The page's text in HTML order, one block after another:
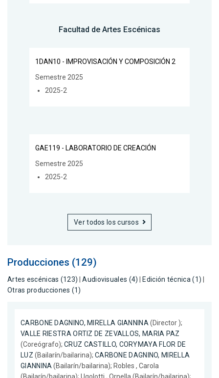
Facultad de Artes Escénicas
1DAN10 - IMPROVISACIÓN Y COMPOSICIÓN 2
Semestre 2025
2025-2
GAE119 - LABORATORIO DE CREACIÓN
Semestre 2025
2025-2
Ver todos los cursos
Producciones (129)
Artes escénicas (123) |Audiovisuales (4) Edición técnica (1)
Otras producciones (1)
CARBONE DAGNINO, MIRELLA GIANNINA (Director );
VALLE RIESTRA ORTIZ DE ZEVALLOS, MARIA PAZ
(Coreógrafo); CRUZ CASTILLO, CORYMAYA FLOR DE
LUZ (Bailarín/bailarina); CARBONE DAGNINO, MIRELLA
GIANNINA (Bailarín/bailarina); Robles , Carola
(Bailarín/bailarina); Ugolotti , Ornella (Bailarín/bailarina);